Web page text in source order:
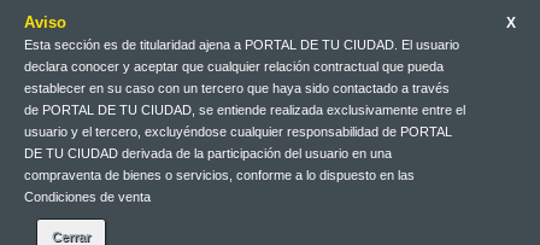
Aviso
Esta sección es de titularidad ajena a PORTAL DE TU CIUDAD. El usuario
declara conocer y aceptar que cualquier relación contractual que pueda
establecer en su caso con un tercero que haya sido contactado a través
de PORTAL DE TU CIUDAD, se entiende realizada exclusivamente entre el
usuario y el tercero, excluyéndose cualquier responsabilidad de PORTAL
DE TU CIUDAD derivada de la participación del usuario en una
compraventa de bienes o servicios, conforme a lo dispuesto en las
Condiciones de venta
X
EUR
English
Contact us